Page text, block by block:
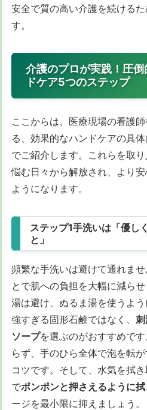
安全で質の高い介護を続ける
す。
介護のプロが実践！圧
ドケア5つのステップ
ここからは、医療現場の看護
る、効果的なハンドケアの具
でご紹介します。これらを取
悩む日々から解放され、より
ようになります。
ステップ1手洗いは「優し
と」
頻繁な手洗いは避けて通れま
とで肌への負担を大幅に減ら
湯は避け、ぬるま湯を使うよ
強すぎる固形石鹸ではなく、
ソープを選ぶのがおすすめで
らず、手のひら全体で泡を転
コツです。そして、水気を拭
でポンポンと押さえるように拭
ージを最小限に抑えましょう。